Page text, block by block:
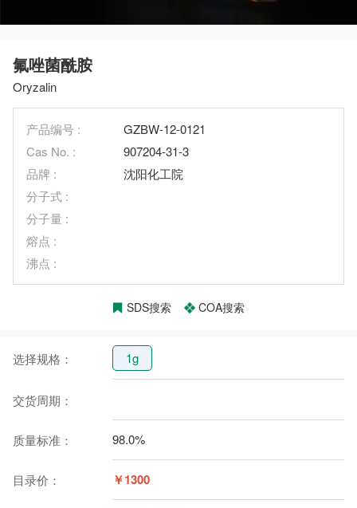
氟唑菌酰胺
Oryzalin
产品编号 :
GZBW-12-0121
Cas No. :
907204-31-3
品牌 :
沈阳化工院
分子式 :
分子量 :
熔点 :
沸点 :
SDS搜索 COA搜索
选择规格： 1g
交货周期：
质量标准： 98.0%
目录价： ￥1300